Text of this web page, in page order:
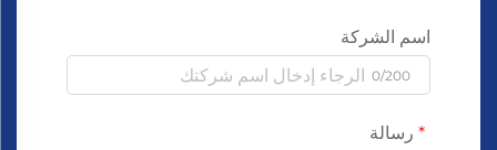
اسم الشركة
0/200
رسالة